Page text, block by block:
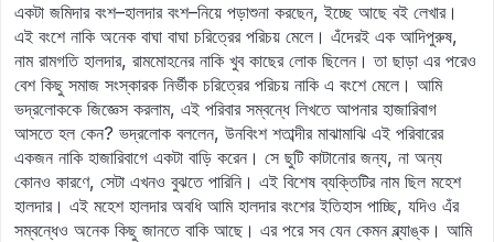
একটা জমিদার বংশ–হালদার বংশ–নিয়ে পড়াশুনা করছেন, ইচ্ছে আছে বই লেখার।
এই বংশে নাকি অনেক বাঘা বাঘা চরিত্রের পরিচয় মেলে। এঁদেরই এক আদিপুরুষ,
নাম রামগতি হালদার, রামমোহনের নাকি খুব কাছের লোক ছিলেন। তা ছাড়া এর পরেও
বেশ কিছু সমাজ সংস্কারক নির্ভীক চরিত্রের পরিচয় নাকি এ বংশে মেলে। আমি
ভদ্রলোককে জিজ্ঞেস করলাম, এই পরিবার সম্বন্ধে লিখতে আপনার হাজারিবাগ
আসতে হল কেন? ভদ্রলোক বললেন, উনবিংশ শতাব্দীর মাঝামাঝি এই পরিবারের
একজন নাকি হাজারিবাগে একটা বাড়ি করেন। সে ছুটি কাটানোর জন্য, না অন্য
কোনও কারণে, সেটা এখনও বুঝতে পারিনি। এই বিশেষ ব্যক্তিটির নাম ছিল মহেশ
হালদার। এই মহেশ হালদার অবধি আমি হালদার বংশের ইতিহাস পাচ্ছি, যদিও এঁর
সম্বন্ধেও অনেক কিছু জানতে বাকি আছে। এর পরে সব যেন কেমন ব্ল্যাঙ্ক। আমি